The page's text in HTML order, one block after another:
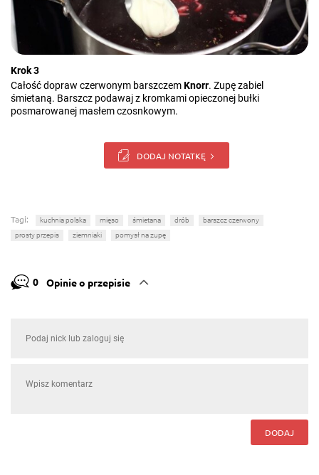
Krok 3
Całość dopraw czerwonym barszczemKnorr. Zupę zabiel
śmietaną. Barszcz podawaj z kromkami opieczonej bułki
posmarowanej masłem czosnkowym.
DODAJ NOTATKĘ
Tagi: kuchnia polska mięso śmietana drób
barszcz czerwony
prosty przepis
ziemniaki pomysł na zupę
0 Opinie o przepisie
DODAJ